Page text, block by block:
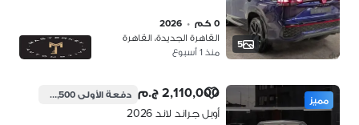
5
0 كم •
2026
القاهرة الجديدة، القاهرة
منذ 1 أسبوع
مميز 2,110,000 ج.م دفعة الأولى527,500 ج.م
أوبل جراند لاند 2026